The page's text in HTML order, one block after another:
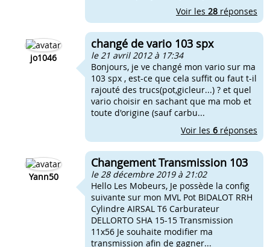
Voir les 28 réponses
jo1046
changé de vario 103 spx
le 21 avril 2012 à 17:34
Bonjours, je ve changé mon vario sur ma
103 spx , est-ce que cela suffit ou faut t-il
rajouté des trucs(pot,gicleur...) ? et quel
vario choisir en sachant que ma mob et
toute d'origine (sauf carbu...
Voir les 6 réponses
Yann50
Changement Transmission 103
le 28 décembre 2019 à 21:02
Hello Les Mobeurs, Je possède la config
suivante sur mon MVL Pot BIDALOT RRH
Cylindre AIRSAL T6 Carburateur
DELLORTO SHA 15-15 Transmission
11x56 Je souhaite modifier ma
transmission afin de gagner...